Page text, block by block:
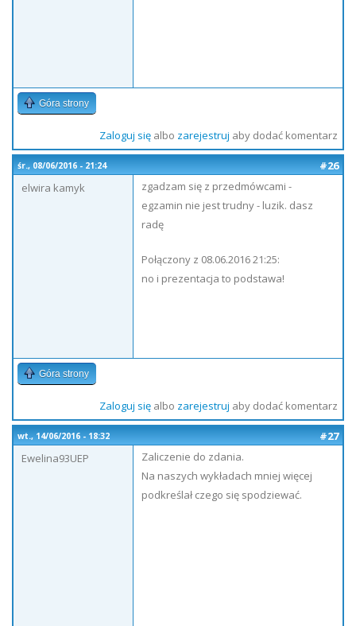
Góra strony
Zaloguj sięalbo zarejestruj aby dodać komentarz
śr., 08/06/2016 - 21:24
#26
elwira kamyk
zgadzam się z przedmówcami -
egzamin nie jest trudny - luzik. dasz
radę
Połączony z 08.06.2016 21:25:
no i prezentacja to podstawa!
Góra strony
Zaloguj sięalbo zarejestruj aby dodać komentarz
wt., 14/06/2016 - 18:32
#27
Ewelina93UEP
Zaliczenie do zdania.
Na naszych wykładach mniej więcej
podkreślał czego się spodziewać.